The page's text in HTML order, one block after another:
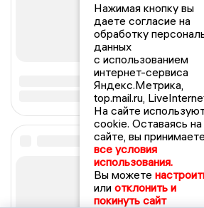
Нажимая кнопку вы
даете согласие на
обработку
данных
с использованием
интернет-сервиса
Яндекс.Метрика,
top.mail.ru,
На сайте
cookie. Оставаясь на
сайте, вы принимаете
все условия
использования.
Вы можете
или отклонить и
покинуть сайт